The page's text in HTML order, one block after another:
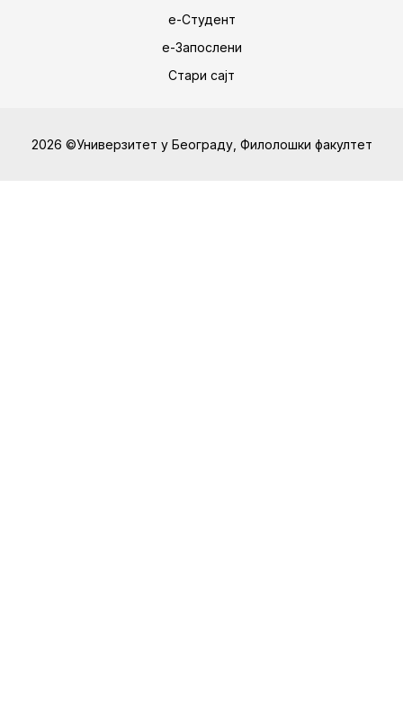
е-Студент
е-Запослени
Стари сајт
2026 ©Универзитет у Београду, Филолошки факултет